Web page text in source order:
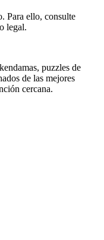
Para ello, consulte
legal.
puzzles de
de las mejores
cercana.